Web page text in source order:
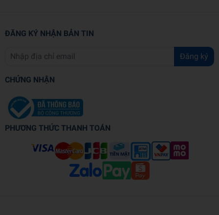
ĐĂNG KÝ NHẬN BẢN TIN
Đăng ký
CHỨNG NHẬN
PHƯƠNG THỨC THANH TOÁN